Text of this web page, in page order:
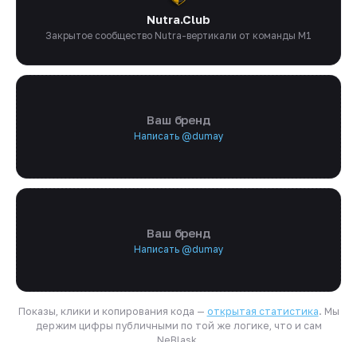
Nutra.Club
Закрытое сообщество Nutra-вертикали от команды M1
Ваш бренд
Написать @dumay
Ваш бренд
Написать @dumay
Показы, клики и копирования кода — открытая статистика. Мы
держим цифры публичными по той же логике, что и сам